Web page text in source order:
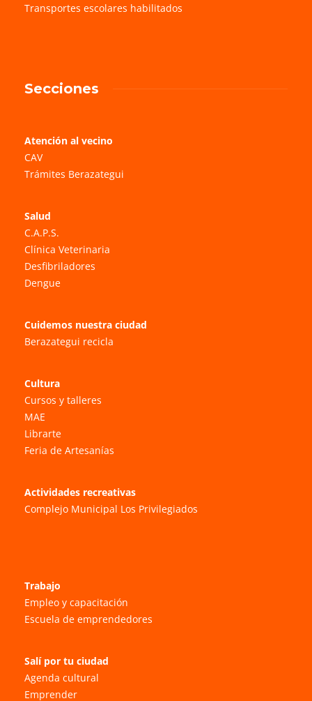
Transportes escolares habilitados
Secciones
Atención al vecino
CAV
Trámites Berazategui
Salud
C.A.P.S.
Clínica Veterinaria
Desfibriladores
Dengue
Cuidemos nuestra ciudad
Berazategui recicla
Cultura
Cursos y talleres
MAE
Librarte
Feria de Artesanías
Actividades recreativas
Complejo Municipal Los Privilegiados
Trabajo
Empleo y capacitación
Escuela de emprendedores
Salí por tu ciudad
Agenda cultural
Emprender